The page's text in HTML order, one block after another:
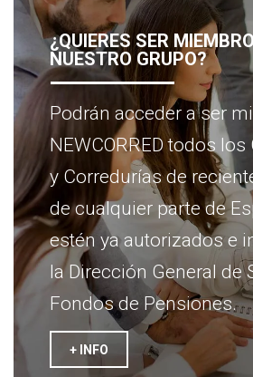
¿QUIERES SER
NUESTRO GRUPO?
Podrán acceder a ser
NEWCORRED todos
y Corredurías de
de cualquier parte de
estén ya autorizados e
la Dirección General de
Fondos de Pensiones.
+ INFO